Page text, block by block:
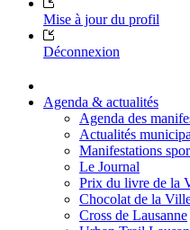
Mise à jour du profil
Déconnexion
Agenda & actualités
Agenda des
Actualités
Manifestations
Le Journal
Prix du livre de la
Chocolat de la
Cross de Lausanne